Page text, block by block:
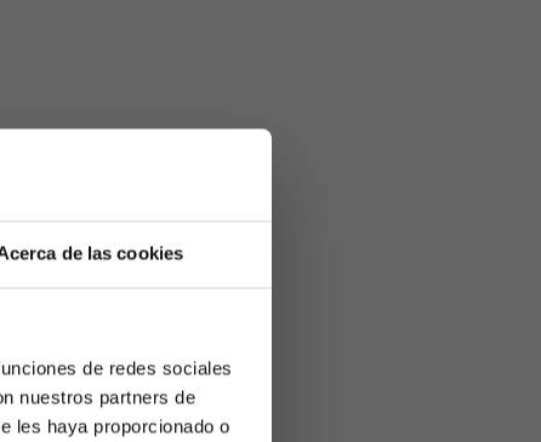
de las cookies
de redes sociales
nuestros partners de
les haya proporcionado o